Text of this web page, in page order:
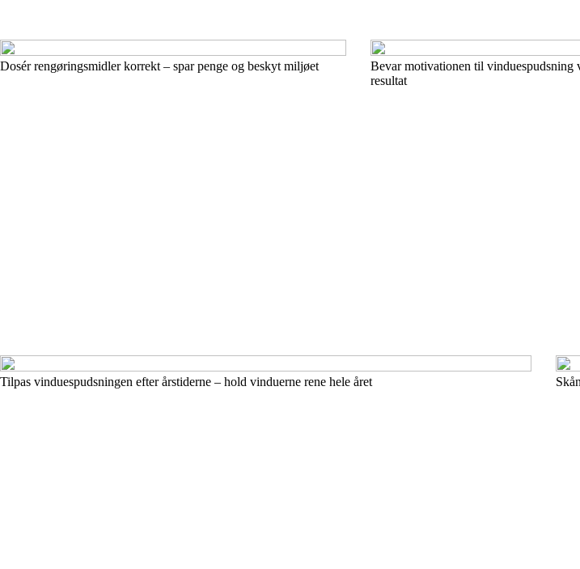
Dosér rengøringsmidler korrekt – spar penge og beskyt miljøet
Bevar motivationen til vinduespudsning
resultat
Tilpas vinduespudsningen efter årstiderne – hold vinduerne rene hele året